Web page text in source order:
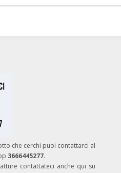
che cerchi puoi contattarci al
3666445277.
contattateci anche qui su